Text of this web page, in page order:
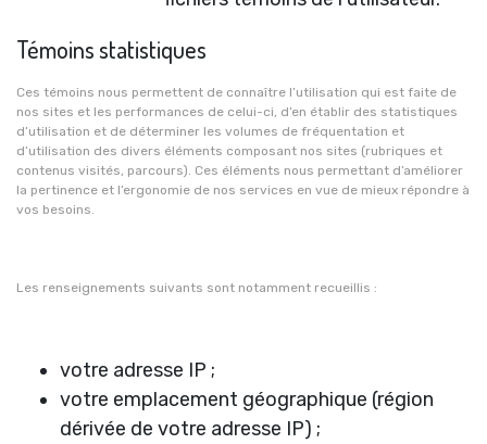
Témoins statistiques
Ces témoins nous permettent de connaître l’utilisation qui est faite de
nos sites et les performances de celui-ci, d’en établir des statistiques
d’utilisation et de déterminer les volumes de fréquentation et
d’utilisation des divers éléments composant nos sites (rubriques et
contenus visités, parcours). Ces éléments nous permettant d’améliorer
la pertinence et l’ergonomie de nos services en vue de mieux répondre à
vos besoins.
Les renseignements suivants sont notamment recueillis :
votre adresse IP ;
votre emplacement géographique (région
dérivée de votre adresse IP) ;